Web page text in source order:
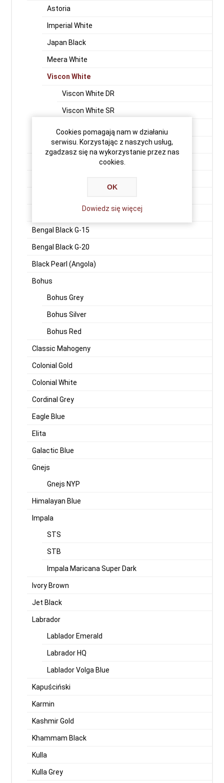
Astoria
Imperial White
Japan Black
Meera White
Viscon White
Viscon White DR
Viscon White SR
Viscon Super White
Vizag Blue (Vergin Rock - Orion)
Bengal Black G-15
Bengal Black G-20
Black Pearl (Angola)
Bohus
Bohus Grey
Bohus Silver
Bohus Red
Classic Mahogeny
Colonial Gold
Colonial White
Cordinal Grey
Eagle Blue
Elita
Galactic Blue
Gnejs
Gnejs NYP
Himalayan Blue
Impala
STS
STB
Impala Maricana Super Dark
Ivory Brown
Jet Black
Labrador
Lablador Emerald
Labrador HQ
Lablador Volga Blue
Kapuściński
Karmin
Kashmir Gold
Khammam Black
Kulla
Kulla Grey
Cookies pomagają nam w działaniu
serwisu. Korzystając z naszych usług,
zgadzasz się na wykorzystanie przez nas
cookies.
OK
Dowiedz się więcej